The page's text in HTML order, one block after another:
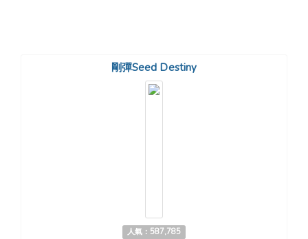
剛彈Seed Destiny
人氣：587,785